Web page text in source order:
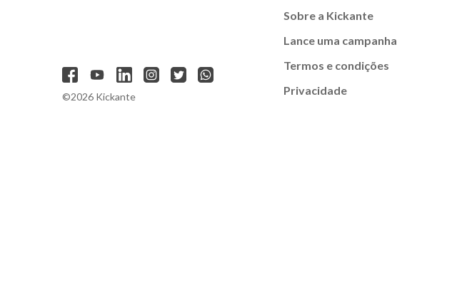
©2026 Kickante
Sobre a Kickante
Lance uma campanha
Termos e condições
Privacidade